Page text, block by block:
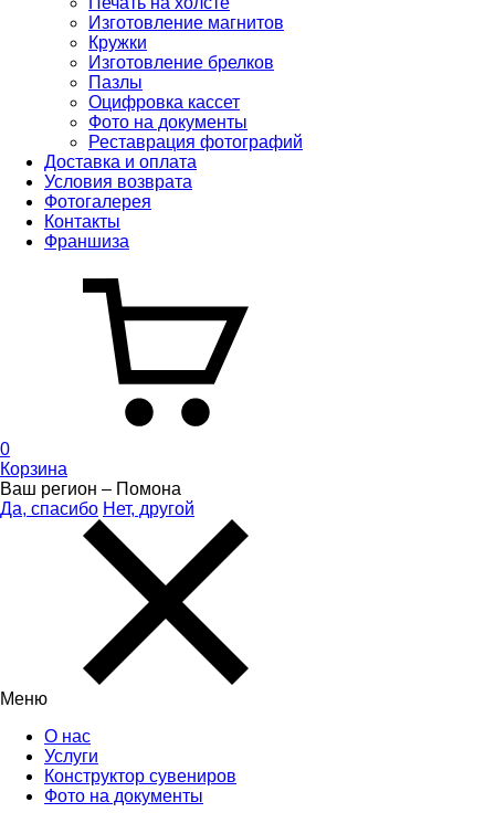
Изготовление магнитов
Кружки
Изготовление брелков
Пазлы
Оцифровка кассет
Фото на документы
Реставрация фотографий
Доставка и оплата
Условия возврата
Фотогалерея
Контакты
Франшиза
0
Корзина
Ваш регион – Помона
Да, спасибо Нет, другой
Меню
О нас
Услуги
Конструктор сувениров
Фото на документы